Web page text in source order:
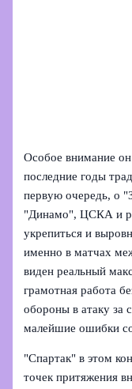
Особое внимание
последние годы
первую очередь, о
"Динамо", ЦСКА и
укрепиться и
именно в матчах
виден реальный
грамотная работа
обороны в атаку за
малейшие ошибки
"Спартак" в этом
точек притяжения